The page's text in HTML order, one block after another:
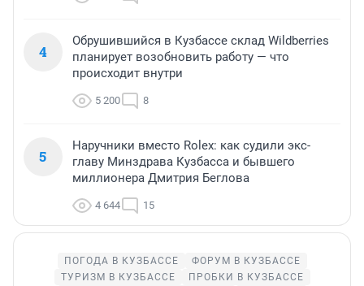
4
Обрушившийся в Кузбассе склад Wildberries
планирует возобновить работу — что
происходит внутри
5 200 8
5
Наручники вместо Rolex: как судили экс-
главу Минздрава Кузбасса и бывшего
миллионера Дмитрия Беглова
4 644 15
ПОГОДА В КУЗБАССЕ
ФОРУМ В КУЗБАССЕ
ТУРИЗМ В КУЗБАССЕ
ПРОБКИ В КУЗБАССЕ